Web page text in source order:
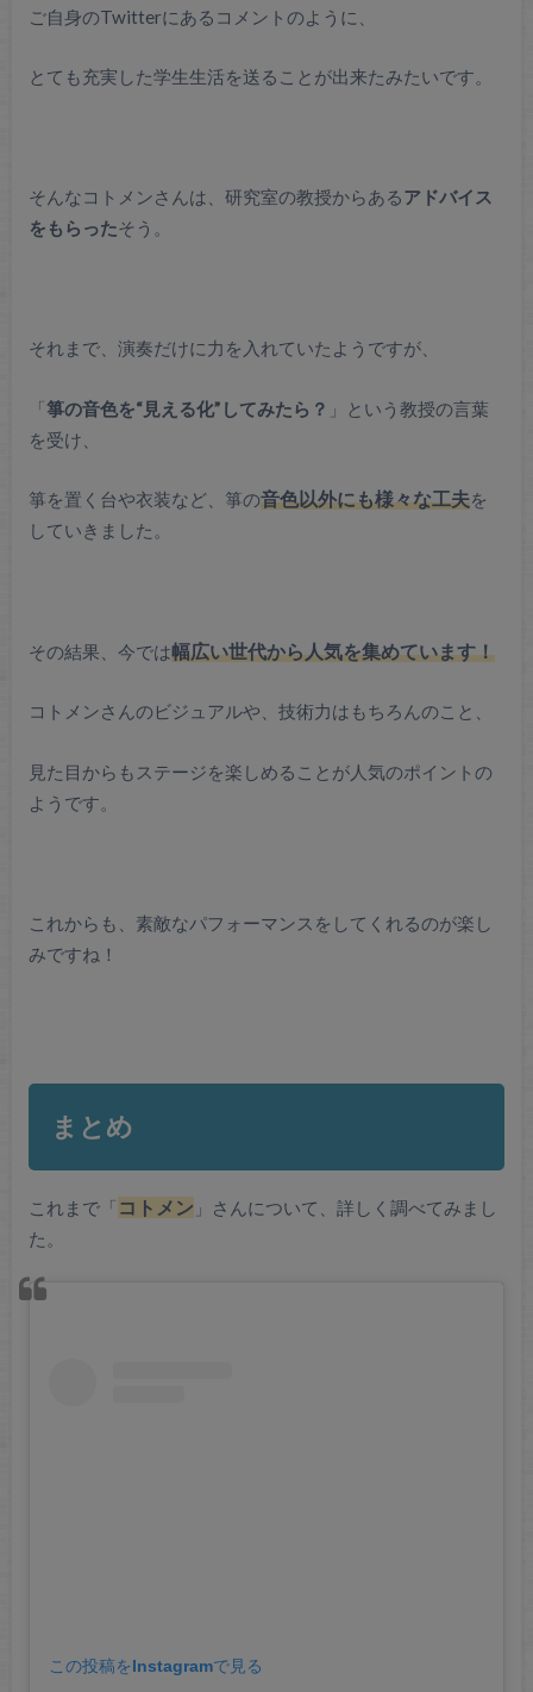
ご自身のTwitterにあるコメントのように、
とても充実した学生生活を送ることが出来たみたいです。
そんなコトメンさんは、研究室の教授からあるアドバイス
をもらったそう。
それまで、演奏だけに力を入れていたようですが、
「箏の音色を“見える化”してみたら？ 」という教授の言葉
を受け、
箏を置く台や衣装など、箏の音色以外にも様々な工夫を
していきました。
その結果、今では幅広い世代から人気を集めています！
コトメンさんのビジュアルや、技術力はもちろんのこと、
見た目からもステージを楽しめることが人気のポイントの
ようです。
これからも、素敵なパフォーマンスをしてくれるのが楽し
みですね！
まとめ
これまで「 コトメン 」さんについて、詳しく調べてみまし
た。
この投稿をInstagramで見る